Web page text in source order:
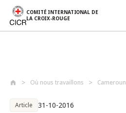
COMITÉ INTERNATIONAL DE
LA CROIX-ROUGE
Où nous travaillons Cameroun
Article 31-10-2016